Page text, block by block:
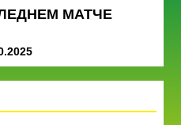
МАТЧЕ